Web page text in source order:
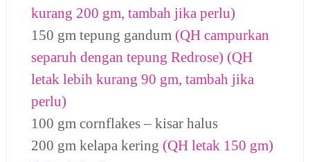
kurang 200 gm, tambah jika perlu)
150 gm tepung gandum (QH campurkan
separuh dengan tepung Redrose) (QH
letak lebih kurang 90 gm, tambah jika
perlu)
100 gm cornflakes – kisar halus
200 gm kelapa kering (QH letak 150 gm)